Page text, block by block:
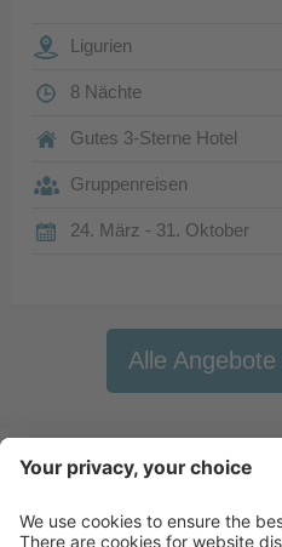
Ligurien
8 Nächte
Gutes 3-Sterne Hotel
Gruppenreisen
24. März - 31. Oktober
Alle
Newsletter